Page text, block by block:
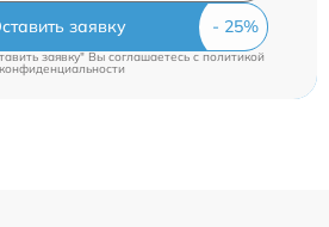
заявку
заявку" Вы соглашаетесь cполитикой
конфиденциальности